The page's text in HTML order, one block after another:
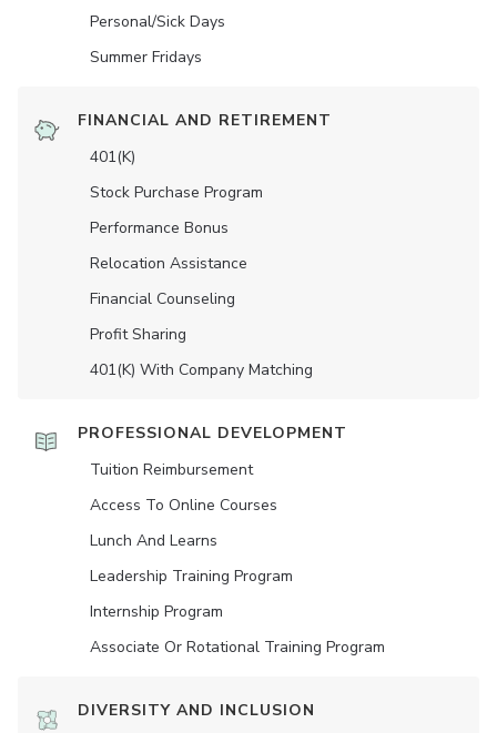
Personal/Sick Days
Summer Fridays
FINANCIAL AND RETIREMENT
401(K)
Stock Purchase Program
Performance Bonus
Relocation Assistance
Financial Counseling
Profit Sharing
401(K) With Company Matching
PROFESSIONAL DEVELOPMENT
Tuition Reimbursement
Access To Online Courses
Lunch And Learns
Leadership Training Program
Internship Program
Associate Or Rotational Training Program
DIVERSITY AND INCLUSION